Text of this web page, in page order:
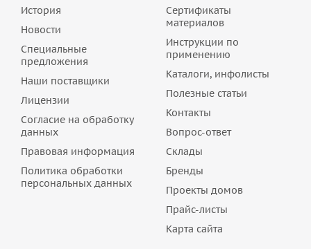
История
Новости
Специальные
предложения
Наши поставщики
Лицензии
Согласие на обработку
данных
Правовая информация
Политика обработки
персональных данных
Сертификаты
материалов
Инструкции по
применению
Каталоги, инфолисты
Полезные статьи
Контакты
Вопрос-ответ
Склады
Бренды
Проекты домов
Прайс-листы
Карта сайта